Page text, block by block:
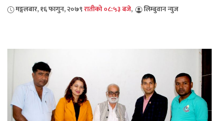
मङ्गलबार, १६ फागुन, २०७९रातीको ०८:५३ बजे, लिम्बुवान न्युज